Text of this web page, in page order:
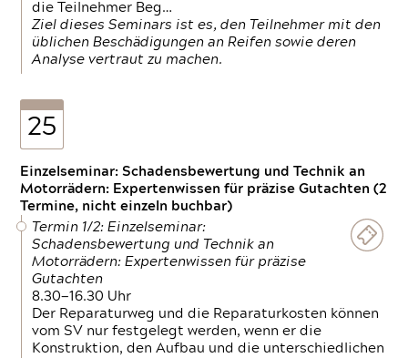
die Teilnehmer Beg…
Ziel dieses Seminars ist es, den Teilnehmer mit den
üblichen Beschädigungen an Reifen sowie deren
Analyse vertraut zu machen.
25
Einzelseminar: Schadensbewertung und Technik an
Motorrädern: Expertenwissen für präzise Gutachten (2
Termine, nicht einzeln buchbar)
Termin 1/2: Einzelseminar:
Schadensbewertung und Technik an
Motorrädern: Expertenwissen für präzise
Gutachten
8.30—16.30 Uhr
Der Reparaturweg und die Reparaturkosten können
vom SV nur festgelegt werden, wenn er die
Konstruktion, den Aufbau und die unterschiedlichen